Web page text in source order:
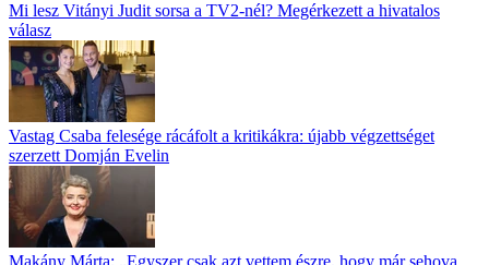
Mi lesz Vitányi Judit sorsa a TV2-nél? Megérkezett a hivatalos
válasz
Vastag Csaba felesége rácáfolt a kritikákra: újabb végzettséget
szerzett Domján Evelin
Makány Márta: „Egyszer csak azt vettem észre, hogy már sehova